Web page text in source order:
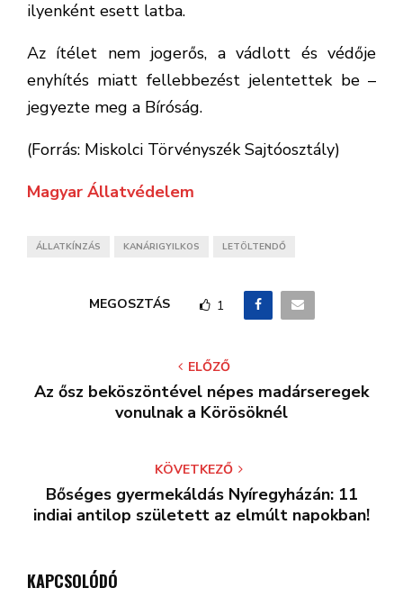
ilyenként esett latba.
Az ítélet nem jogerős, a vádlott és védője
enyhítés miatt fellebbezést jelentettek be –
jegyezte meg a Bíróság.
(Forrás: Miskolci Törvényszék Sajtóosztály)
Magyar Állatvédelem
ÁLLATKÍNZÁS KANÁRIGYILKOS LETÖLTENDŐ
MEGOSZTÁS 1
ELŐZŐ
Az ősz beköszöntével népes madárseregek
vonulnak a Körösöknél
KÖVETKEZŐ
Bőséges gyermekáldás Nyíregyházán: 11
indiai antilop született az elmúlt napokban!
KAPCSOLÓDÓ